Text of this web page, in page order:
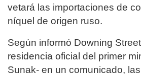
vetará las importaciones de
níquel de origen ruso.
Según informó Downing
residencia oficial del primer
Sunak- en un comunicado,